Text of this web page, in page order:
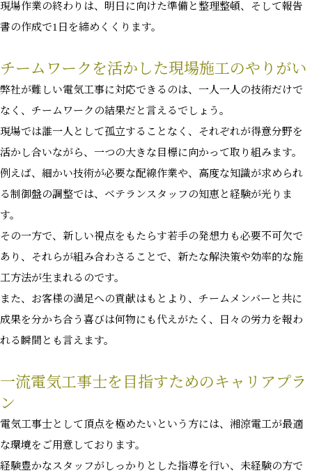
現場作業の終わりは、明日に向けた準備と整理整頓、そして報告
書の作成で1日を締めくくります。
チームワークを活かした現場施工のやりがい
弊社が難しい電気工事に対応できるのは、一人一人の技術だけで
なく、チームワークの結果だと言えるでしょう。
現場では誰一人として孤立することなく、それぞれが得意分野を
活かし合いながら、一つの大きな目標に向かって取り組みます。
例えば、細かい技術が必要な配線作業や、高度な知識が求められ
る制御盤の調整では、ベテランスタッフの知恵と経験が光りま
す。
その一方で、新しい視点をもたらす若手の発想力も必要不可欠で
あり、それらが組み合わさることで、新たな解決策や効率的な施
工方法が生まれるのです。
また、お客様の満足への貢献はもとより、チームメンバーと共に
成果を分かち合う喜びは何物にも代えがたく、日々の労力を報わ
れる瞬間とも言えます。
一流電気工事士を目指すためのキャリアプラ
ン
電気工事士として頂点を極めたいという方には、湘涼電工が最適
な環境をご用意しております。
経験豊かなスタッフがしっかりとした指導を行い、未経験の方で